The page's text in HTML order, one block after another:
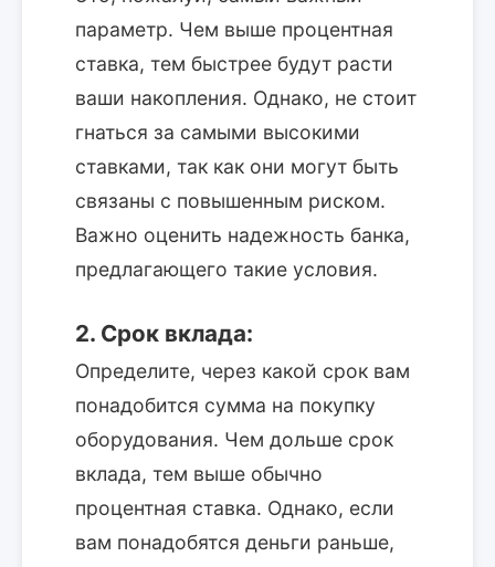
параметр. Чем выше процентная
ставка, тем быстрее будут расти
ваши накопления. Однако, не стоит
гнаться за самыми высокими
ставками, так как они могут быть
связаны с повышенным риском.
Важно оценить надежность банка,
предлагающего такие условия.
2. Срок вклада:
Определите, через какой срок вам
понадобится сумма на покупку
оборудования. Чем дольше срок
вклада, тем выше обычно
процентная ставка. Однако, если
вам понадобятся деньги раньше,